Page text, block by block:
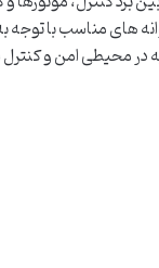
های مناسب با توجه
محیطی امن و کنترل